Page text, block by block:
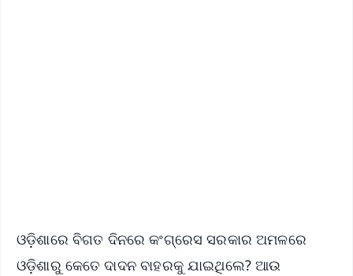
ଓଡ଼ିଶାରେ ବିଗତ ଦିନରେ କଂଗ୍ରେସ ସରକାର ଅମଳରେ
ଓଡ଼ିଶାରୁ କେତେ ଦାଦନ ବାହରକୁ ଯାଇଥିଲେ? ଆଉ